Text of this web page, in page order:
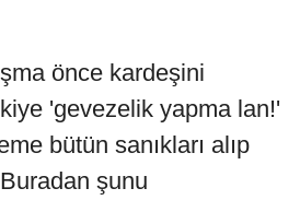
önce kardeşini
'gevezelik yapma lan!'
bütün sanıkları alıp
Buradan şunu